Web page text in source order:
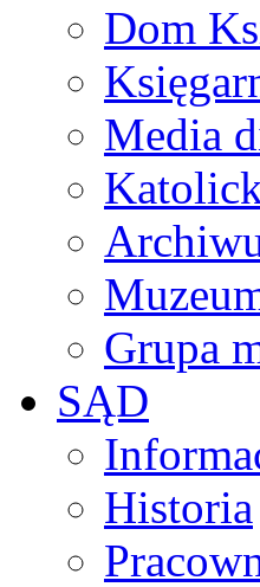
Dom
Media
Grupa
SĄD
Historia